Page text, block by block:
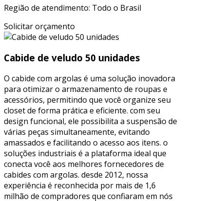
Região de atendimento: Todo o Brasil
Solicitar orçamento
Cabide de veludo 50 unidades
O cabide com argolas é uma solução inovadora
para otimizar o armazenamento de roupas e
acessórios, permitindo que você organize seu
closet de forma prática e eficiente. com seu
design funcional, ele possibilita a suspensão de
várias peças simultaneamente, evitando
amassados e facilitando o acesso aos itens. o
soluções industriais é a plataforma ideal que
conecta você aos melhores fornecedores de
cabides com argolas. desde 2012, nossa
experiência é reconhecida por mais de 1,6
milhão de compradores que confiaram em nós